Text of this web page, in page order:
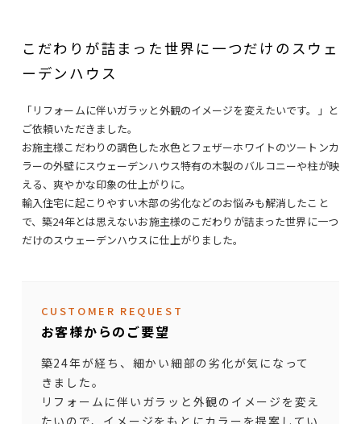
こだわりが詰まった世界に一つだけのスウェ
ーデンハウス
「リフォームに伴いガラッと外観のイメージを変えたいです。」と
ご依頼いただきました。
お施主様こだわりの調色した水色とフェザーホワイトのツートンカ
ラーの外壁にスウェーデンハウス特有の木製のバルコニーや柱が映
える、爽やかな印象の仕上がりに。
輸入住宅に起こりやすい木部の劣化などのお悩みも解消したこと
で、築24年とは思えないお施主様のこだわりが詰まった世界に一つ
だけのスウェーデンハウスに仕上がりました。
CUSTOMER REQUEST
お客様からのご要望
築24年が経ち、細かい細部の劣化が気になって
きました。
リフォームに伴いガラッと外観のイメージを変え